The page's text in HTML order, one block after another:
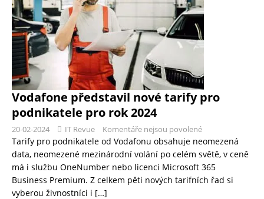
Vodafone představil nové tarify pro
podnikatele pro rok 2024
20-02-2024 IT Revue Komentáře nejsou povolené
Tarify pro podnikatele od Vodafonu obsahuje neomezená
data, neomezené mezinárodní volání po celém světě, v ceně
má i službu OneNumber nebo licenci Microsoft 365
Business Premium. Z celkem pěti nových tarifních řad si
vyberou živnostníci i […]